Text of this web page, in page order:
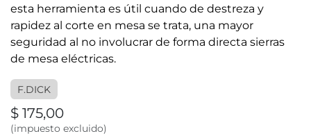
esta herramienta es útil cuando de destreza y
rapidez al corte en mesa se trata, una mayor
seguridad al no involucrar de forma directa sierras
de mesa eléctricas.
F.DICK
$ 175,00
(impuesto excluido)